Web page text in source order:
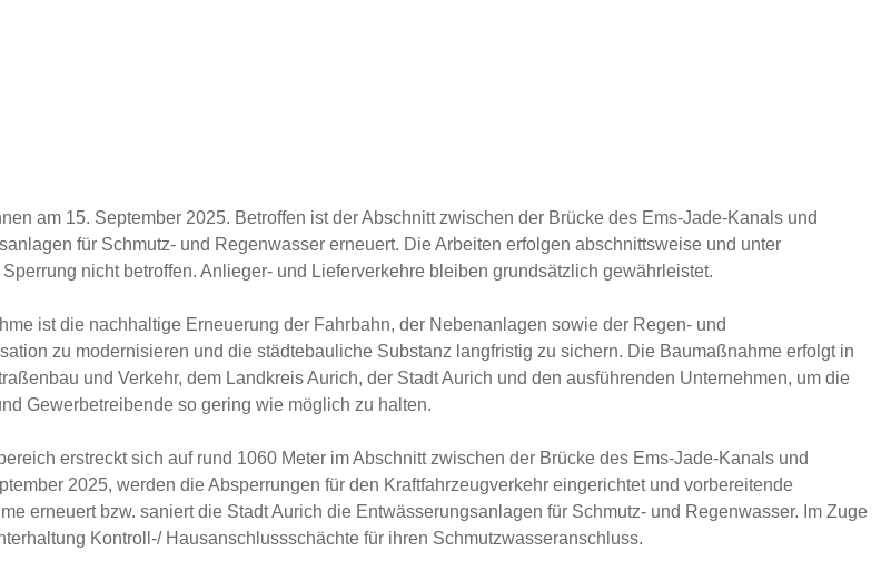
am 15. September 2025. Betroffen ist der Abschnitt zwischen der Brücke des Ems-Jade-Kanals und
für Schmutz- und Regenwasser erneuert. Die Arbeiten erfolgen abschnittsweise und unter
nicht betroffen. Anlieger- und Lieferverkehre bleiben grundsätzlich gewährleistet.
ist die nachhaltige Erneuerung der Fahrbahn, der Nebenanlagen sowie der Regen- und
zu modernisieren und die städtebauliche Substanz langfristig zu sichern. Die Baumaßnahme erfolgt in
und Verkehr, dem Landkreis Aurich, der Stadt Aurich und den ausführenden Unternehmen, um die
Gewerbetreibende so gering wie möglich zu halten.
erstreckt sich auf rund 1060 Meter im Abschnitt zwischen der Brücke des Ems-Jade-Kanals und
2025, werden die Absperrungen für den Kraftfahrzeugverkehr eingerichtet und vorbereitende
erneuert bzw. saniert die Stadt Aurich die Entwässerungsanlagen für Schmutz- und Regenwasser. Im Zuge
Kontroll-/ Hausanschlussschächte für ihren Schmutzwasseranschluss.